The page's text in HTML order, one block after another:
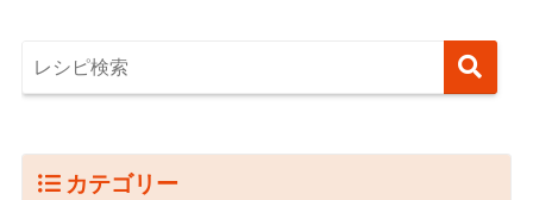
カテゴリー